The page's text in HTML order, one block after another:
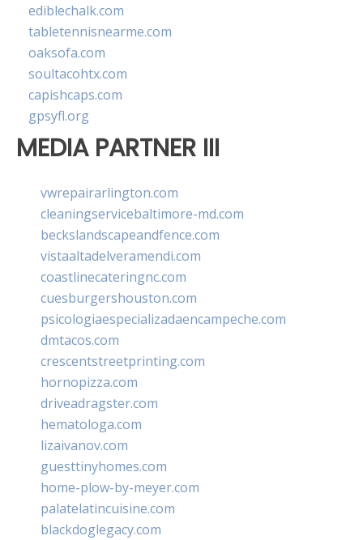
ediblechalk.com
tabletennisnearme.com
oaksofa.com
soultacohtx.com
capishcaps.com
gpsyfl.org
MEDIA PARTNER III
vwrepairarlington.com
cleaningservicebaltimore-md.com
beckslandscapeandfence.com
vistaaltadelveramendi.com
coastlinecateringnc.com
cuesburgershouston.com
psicologiaespecializadaencampeche.com
dmtacos.com
crescentstreetprinting.com
hornopizza.com
driveadragster.com
hematologa.com
lizaivanov.com
guesttinyhomes.com
home-plow-by-meyer.com
palatelatincuisine.com
blackdoglegacy.com